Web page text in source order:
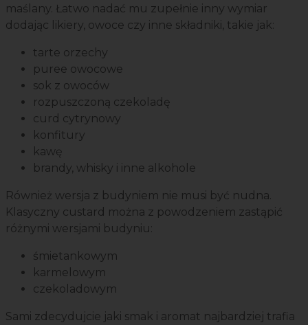
maślany. Łatwo nadać mu zupełnie inny wymiar
dodając likiery, owoce czy inne składniki, takie jak:
tarte orzechy
puree owocowe
sok z owoców
rozpuszczoną czekoladę
curd cytrynowy
konfitury
kawę
brandy, whisky i inne alkohole
Również wersja z budyniem nie musi być nudna.
Klasyczny custard można z powodzeniem zastąpić
różnymi wersjami budyniu:
śmietankowym
karmelowym
czekoladowym
Sami zdecydujcie jaki smak i aromat najbardziej trafia